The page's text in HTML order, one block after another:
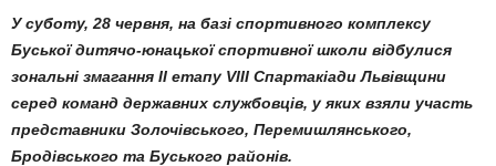
У суботу, 28 червня, на базі спортивного комплексу
Буської дитячо-юнацької спортивної школи відбулися
зональні змагання II етапу VIII Спартакіади Львівщини
серед команд державних службовців, у яких взяли участь
представники Золочівського, Перемишлянського,
Бродівського та Буського районів.